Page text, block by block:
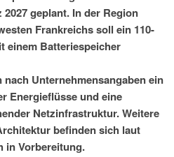
geplant. In der Region
Frankreichs soll ein 110-
einem Batteriespeicher
Unternehmensangaben ein
Energieflüsse und eine
Netzinfrastruktur. Weitere
befinden sich laut
in Vorbereitung.